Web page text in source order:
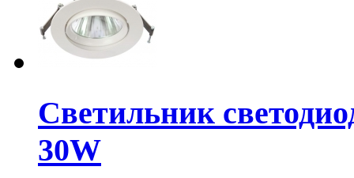
Светильник
30W